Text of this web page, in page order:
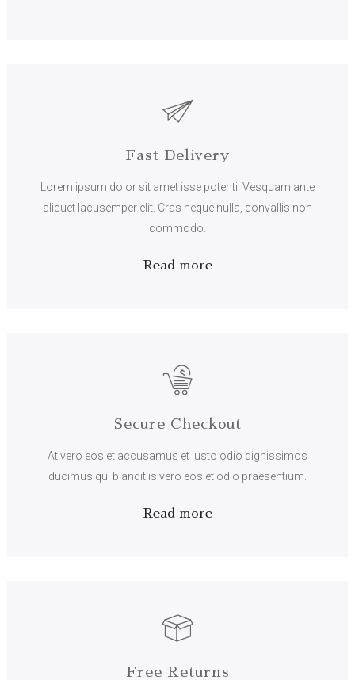
Fast Delivery
Lorem ipsum dolor sit amet isse potenti. Vesquam ante
aliquet lacusemper elit. Cras neque nulla, convallis non
commodo.
Read more
Secure Checkout
At vero eos et accusamus et iusto odio dignissimos
ducimus qui blanditiis vero eos et odio praesentium.
Read more
Free Returns